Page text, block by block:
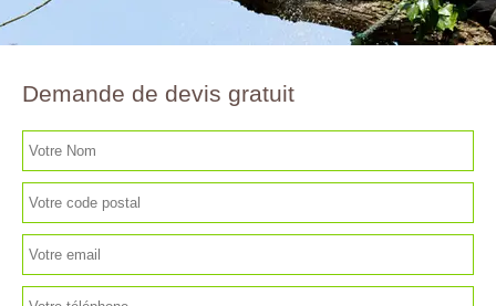
Demande de devis gratuit